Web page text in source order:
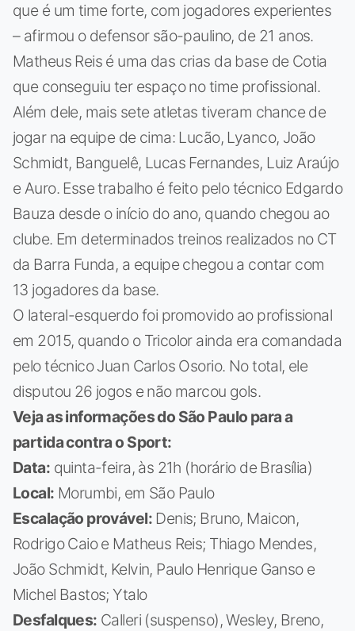
que é um time forte, com jogadores experientes
– afirmou o defensor são-paulino, de 21 anos.
Matheus Reis é uma das crias da base de Cotia
que conseguiu ter espaço no time profissional.
Além dele, mais sete atletas tiveram chance de
jogar na equipe de cima: Lucão, Lyanco, João
Schmidt, Banguelê, Lucas Fernandes, Luiz Araújo
e Auro. Esse trabalho é feito pelo técnico Edgardo
Bauza desde o início do ano, quando chegou ao
clube. Em determinados treinos realizados no CT
da Barra Funda, a equipe chegou a contar com
13 jogadores da base.
O lateral-esquerdo foi promovido ao profissional
em 2015, quando o Tricolor ainda era comandada
pelo técnico Juan Carlos Osorio. No total, ele
disputou 26 jogos e não marcou gols.
Veja as informações do São Paulo para a
partida contra o Sport:
Data: quinta-feira, às 21h (horário de Brasília)
Local: Morumbi, em São Paulo
Escalação provável:Denis; Bruno, Maicon,
Rodrigo Caio e Matheus Reis; Thiago Mendes,
João Schmidt, Kelvin, Paulo Henrique Ganso e
Michel Bastos; Ytalo
Desfalques: Calleri (suspenso), Wesley, Breno,